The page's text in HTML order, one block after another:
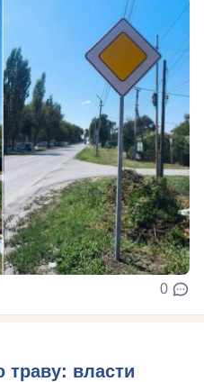
0
траву: власти